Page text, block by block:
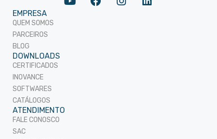
EMPRESA
QUEM SOMOS
PARCEIROS
BLOG
DOWNLOADS
CERTIFICADOS
INOVANCE
SOFTWARES
CATÁLOGOS
ATENDIMENTO
FALE CONOSCO
SAC